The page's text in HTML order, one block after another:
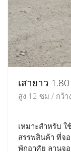
เสายาว
สูง 12 ซม / กว้
เหมาะสำหรับ
สรรพสินค้า ที่จ
พักอาศัย ลานจ